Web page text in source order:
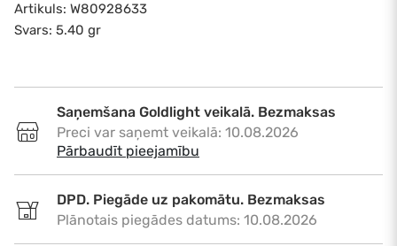
Artikuls: W80928633
Svars: 5.40 gr
Saņemšana Goldlight veikalā. Bezmaksas
Preci var saņemt veikalā: 10.08.2026
•
Pārbaudīt pieejamību
DPD. Piegāde uz pakomātu. Bezmaksas
Plānotais piegādes datums: 10.08.2026